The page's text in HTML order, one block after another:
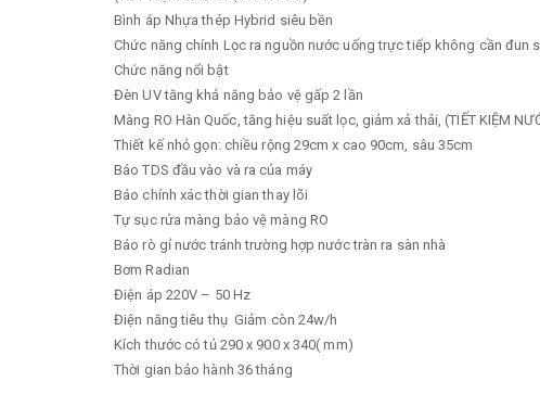
Bình áp Nhựa thép Hybrid siêu bền
Chức năng chính Lọc ra nguồn nước uống trực tiếp không cần đun
Chức năng nổi bật
Đèn UV tăng khả năng bảo vệ gấp 2 lần
Màng RO Hàn Quốc, tăng hiệu suất lọc, giảm xả thải, (TIẾT KIỆM
Thiết kế nhỏ gọn: chiều rộng 29cm x cao 90cm, sâu 35cm
Báo TDS đầu vào và ra của máy
Báo chính xác thời gian thay lõi
Tự sục rửa màng bảo vệ màng RO
Báo rò gỉ nước tránh trường hợp nước tràn ra sàn nhà
Bơm Radian
Điện áp 220V – 50 Hz
Điện năng tiêu thụ Giảm còn 24w/h
Kích thước có tủ 290 x 900 x 340( mm)
Thời gian bảo hành 36 tháng